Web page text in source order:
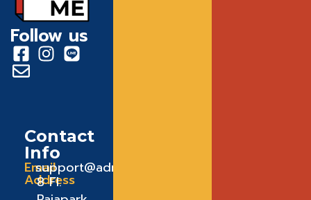
Follow us
Contact
Info
Email
support@admeadme.co
Address
8 FI.